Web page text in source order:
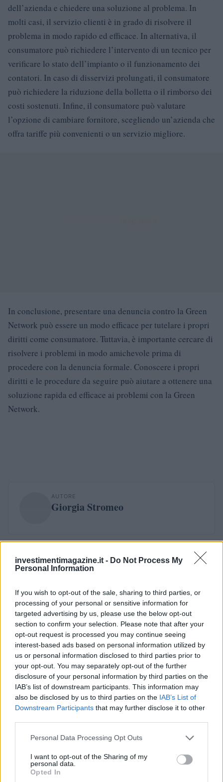
investimentimagazine.it - Do Not Process My
Personal Information
If you wish to opt-out of the sale, sharing to third parties, or
processing of your personal or sensitive information for
targeted advertising by us, please use the below opt-out
section to confirm your selection. Please note that after your
opt-out request is processed you may continue seeing
interest-based ads based on personal information utilized by
us or personal information disclosed to third parties prior to
your opt-out. You may separately opt-out of the further
disclosure of your personal information by third parties on the
IAB’s list of downstream participants. This information may
also be disclosed by us to third parties on the IAB’s List of
Downstream Participants that may further disclose it to other
Please note that this website/app uses one or more Google
not limited to your visit or usage behaviour. You may click to
grant or deny consent to Google and its third-party tags to
use your data for below specified purposes in below Google
Personal Data Processing Opt Outs
I want to opt-out of the Sharing of my
personal data.
Opted In
dell’azienda e chiedere una soluzione al problema. In
molti casi, il servizio clienti è in grado di risolvere il
problema in modo rapido ed efficace. In alternativa, il
consumatore può richiedere l’intervento di un tecnico per
verificare lo stato dell’impianto o il funzionamento dei
contatori. In caso di disservizi prolungati, il consumatore
può richiedere la riduzione della bolletta o il rimborso dei
costi sostenuti. Infine, il consumatore può valutare
l’opzione di cambiare fornitore, scegliendo un’azienda che
offra tariffe più convenienti o un servizio migliore.
In conclusione, presentare una denuncia contro la Green
Network può essere un modo efficace per tutelare i propri
diritti come consumatore. Tuttavia, è importante cercare di
risolvere i problemi in modo amichevole prima di
procedere con la denuncia formale. Conoscere i propri
diritti e le procedure da seguire può aiutare a ottenere una
soluzione rapida ed efficace ai problemi con la Green
Network.
AUTORE
Giorgia Stromeo
Continua a leggere